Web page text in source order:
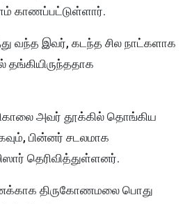
காணப்பட்டுள்ளார்.
வந்த இவர், கடந்த சில நாட்களாக
தங்கியிருந்ததாக
அவர் தூக்கில் தொங்கிய
பின்னர் சடலமாக
தெரிவித்துள்ளனர்.
திருகோணமலை பொது